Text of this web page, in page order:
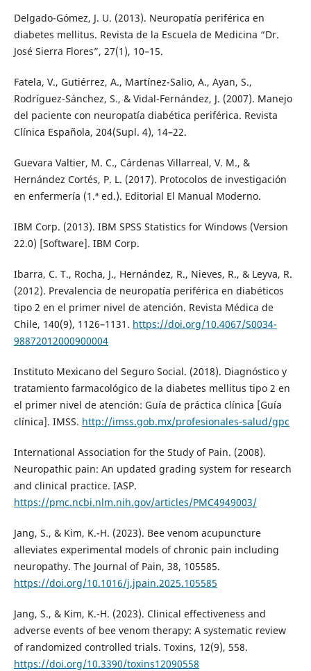
Delgado-Gómez, J. U. (2013). Neuropatía periférica en
diabetes mellitus. Revista de la Escuela de Medicina “Dr.
José Sierra Flores”, 27(1), 10–15.
Fatela, V., Gutiérrez, A., Martínez-Salio, A., Ayan, S.,
Rodríguez-Sánchez, S., & Vidal-Fernández, J. (2007). Manejo
del paciente con neuropatía diabética periférica. Revista
Clínica Española, 204(Supl. 4), 14–22.
Guevara Valtier, M. C., Cárdenas Villarreal, V. M., &
Hernández Cortés, P. L. (2017). Protocolos de investigación
en enfermería (1.ª ed.). Editorial El Manual Moderno.
IBM Corp. (2013). IBM SPSS Statistics for Windows (Version
22.0) [Software]. IBM Corp.
Ibarra, C. T., Rocha, J., Hernández, R., Nieves, R., & Leyva, R.
(2012). Prevalencia de neuropatía periférica en diabéticos
tipo 2 en el primer nivel de atención. Revista Médica de
Chile, 140(9), 1126–1131. https://doi.org/10.4067/S0034-
98872012000900004
Instituto Mexicano del Seguro Social. (2018). Diagnóstico y
tratamiento farmacológico de la diabetes mellitus tipo 2 en
el primer nivel de atención: Guía de práctica clínica [Guía
clínica]. IMSS. http://imss.gob.mx/profesionales-salud/gpc
International Association for the Study of Pain. (2008).
Neuropathic pain: An updated grading system for research
and clinical practice. IASP.
https://pmc.ncbi.nlm.nih.gov/articles/PMC4949003/
Jang, S., & Kim, K.-H. (2023). Bee venom acupuncture
alleviates experimental models of chronic pain including
neuropathy. The Journal of Pain, 38, 105585.
https://doi.org/10.1016/j.jpain.2025.105585
Jang, S., & Kim, K.-H. (2023). Clinical effectiveness and
adverse events of bee venom therapy: A systematic review
of randomized controlled trials. Toxins, 12(9), 558.
https://doi.org/10.3390/toxins12090558